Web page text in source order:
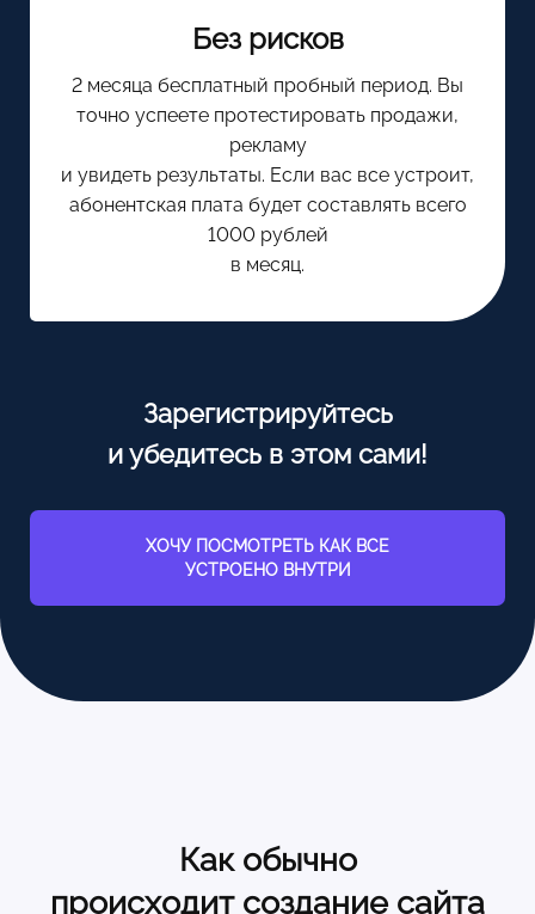
Без рисков
2 месяца бесплатный пробный период. Вы
точно успеете протестировать продажи,
рекламу
и увидеть результаты. Если вас все устроит,
абонентская плата будет составлять всего
1000 рублей
в месяц.
Зарегистрируйтесь
и убедитесь в этом сами!
ХОЧУ ПОСМОТРЕТЬ КАК ВСЕ
УСТРОЕНО ВНУТРИ
Как обычно
происходит создание сайта